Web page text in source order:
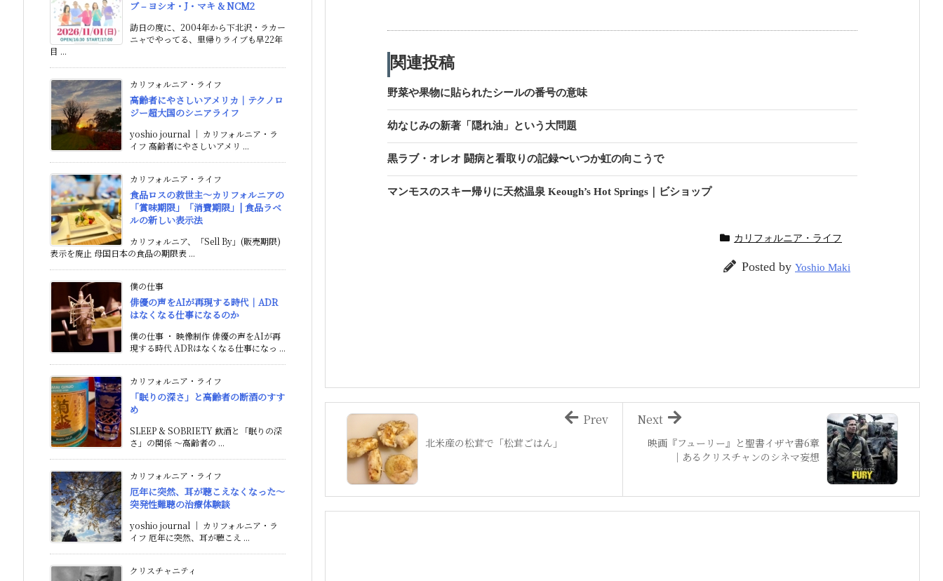
関連投稿
野菜や果物に貼られたシールの番号の意味
幼なじみの新著「隠れ油」という大問題
黒ラブ・オレオ 闘病と看取りの記録〜いつか虹の向こうで
マンモスのスキー帰りに天然温泉 Keough’s Hot Springs｜ビショップ
カリフォルニア・ライフ
Posted by Yoshio Maki
映画『フューリー』と聖書イザヤ書6章
｜あるクリスチャンのシネマ妄想
Next
北米産の松茸で「松茸ごはん」
Prev
ブ – ヨシオ・J・マキ & NCM2
訪日の度に、2004年から下北沢・ラカー
ニャでやってる、里帰りライブも早22年
目 ...
カリフォルニア・ライフ
高齢者にやさしいアメリカ｜テクノロ
ジー超大国のシニアライフ
yoshio journal ｜ カリフォルニア・ラ
イフ 高齢者にやさしいアメリ ...
カリフォルニア・ライフ
食品ロスの救世主〜カリフォルニアの
「賞味期限」「消費期限」| 食品ラベ
ルの新しい表示法
カリフォルニア、「Sell By」(販売期限)
表示を廃止 母国日本の食品の期限表 ...
僕の仕事
俳優の声をAIが再現する時代｜ADR
はなくなる仕事になるのか
僕の仕事 ・ 映像制作 俳優の声をAIが再
現する時代 ADRはなくなる仕事になっ ...
カリフォルニア・ライフ
「眠りの深さ」と高齢者の断酒のすす
め
SLEEP & SOBRIETY 飲酒と「眠りの深
さ」の関係 〜高齢者の ...
カリフォルニア・ライフ
厄年に突然、耳が聴こえなくなった〜
突発性難聴の治療体験談
yoshio journal ｜ カリフォルニア・ラ
イフ 厄年に突然、耳が聴こえ ...
クリスチャニティ